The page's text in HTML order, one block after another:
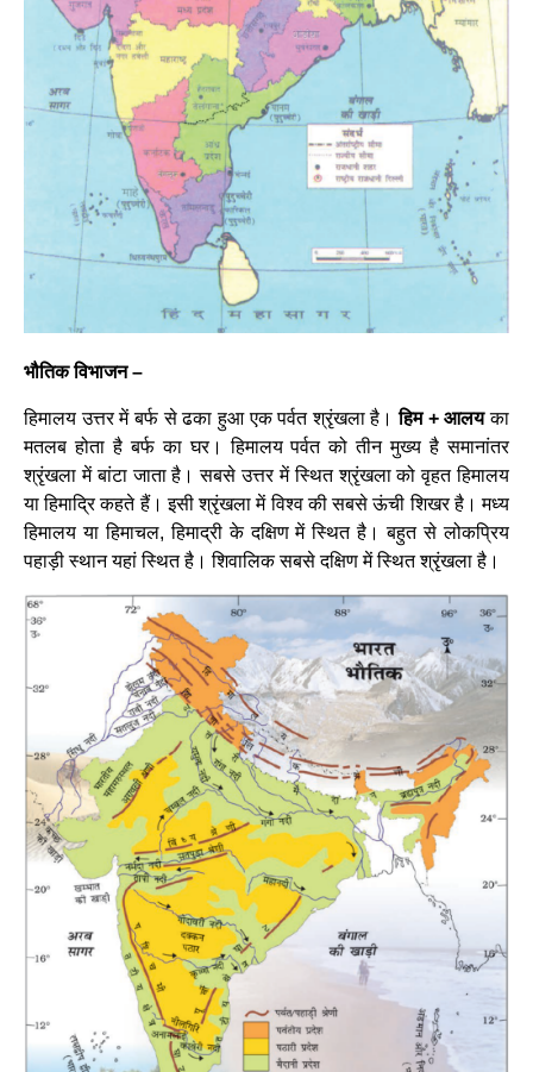
भौतिक विभाजन –
हिमालय उत्तर में बर्फ से ढका हुआ एक पर्वत श्रृंखला है।हिम + आलयका
मतलब होता है बर्फ का घर। हिमालय पर्वत को तीन मुख्य है समानांतर
श्रृंखला में बांटा जाता है। सबसे उत्तर में स्थित श्रृंखला को वृहत हिमालय
या हिमाद्रि कहते हैं। इसी श्रृंखला में विश्व की सबसे ऊंची शिखर है। मध्य
हिमालय या हिमाचल, हिमाद्री के दक्षिण में स्थित है। बहुत से लोकप्रिय
पहाड़ी स्थान यहां स्थित है। शिवालिक सबसे दक्षिण में स्थित श्रृंखला है।